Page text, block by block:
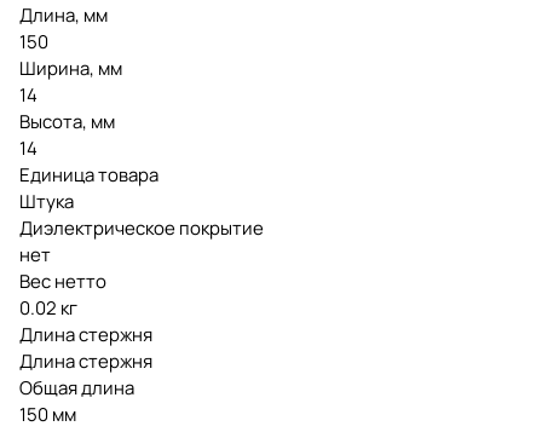
Длина, мм
150
Ширина, мм
14
Высота, мм
14
Единица товара
Штука
Диэлектрическое покрытие
нет
Вес нетто
0.02 кг
Длина стержня
Длина стержня
Общая длина
150 мм